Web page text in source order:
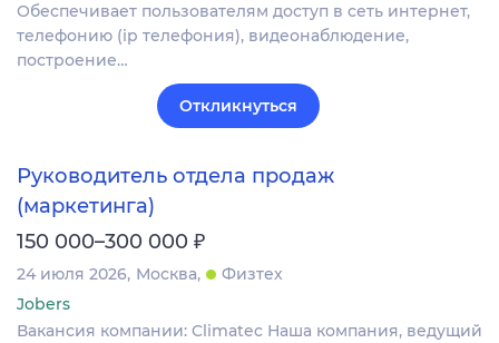
Обеспечивает пользователям доступ в сеть интернет,
телефонию (ip телефония), видеонаблюдение,
построение…
Откликнуться
Руководитель отдела продаж
(маркетинга)
150 000–300 000 ₽
24 июля 2026 Москва
Физтех
Jobers
Вакансия компании: Climatec Наша компания, ведущий